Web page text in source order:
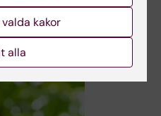
kakor
alla